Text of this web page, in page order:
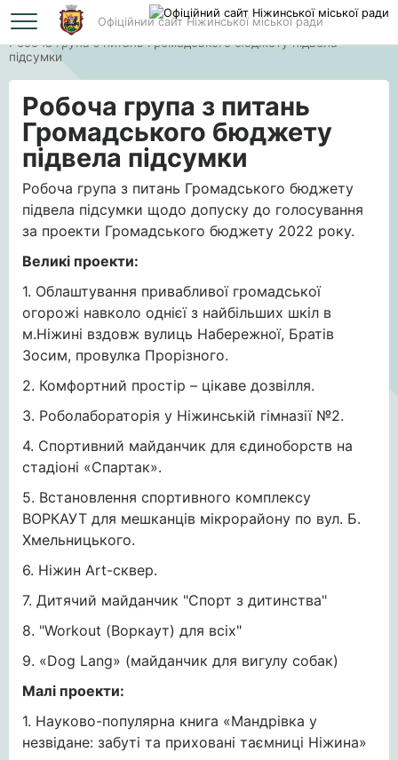
Офіційний сайт Ніжинської міської ради
Головна
Робоча група з питань Громадського бюджету підвела
підсумки
Робоча група з питань
Громадського бюджету
підвела підсумки
Робоча група з питань Громадського бюджету
підвела підсумки щодо допуску до голосування
за проекти Громадського бюджету 2022 року.
Великі проекти:
1. Облаштування привабливої громадської
огорожі навколо однієї з найбільших шкіл в
м.Ніжині вздовж вулиць Набережної, Братів
Зосим, провулка Прорізного.
2. Комфортний простір – цікаве дозвілля.
3. Роболабораторія у Ніжинській гімназії №2.
4. Спортивний майданчик для єдиноборств на
стадіоні «Спартак».
5. Встановлення спортивного комплексу
ВОРКАУТ для мешканців мікрорайону по вул. Б.
Хмельницького.
6. Ніжин Art-сквер.
7. Дитячий майданчик "Спорт з дитинства"
8. "Workout (Воркаут) для всіх"
9. «Dog Lang» (майданчик для вигулу собак)
Малі проекти:
1. Науково-популярна книга «Мандрівка у
незвідане: забуті та приховані таємниці Ніжина»